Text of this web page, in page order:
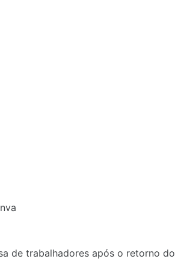
de trabalhadores após o retorno do